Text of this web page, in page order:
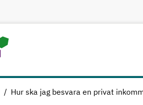
Hur ska jag besvara en privat